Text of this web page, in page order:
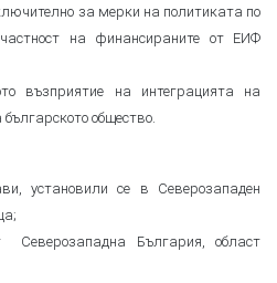
за мерки на политиката по
на финансираните от ЕИФ
възприятие на интеграцията на
общество.
установили се в Северозападен
България, област